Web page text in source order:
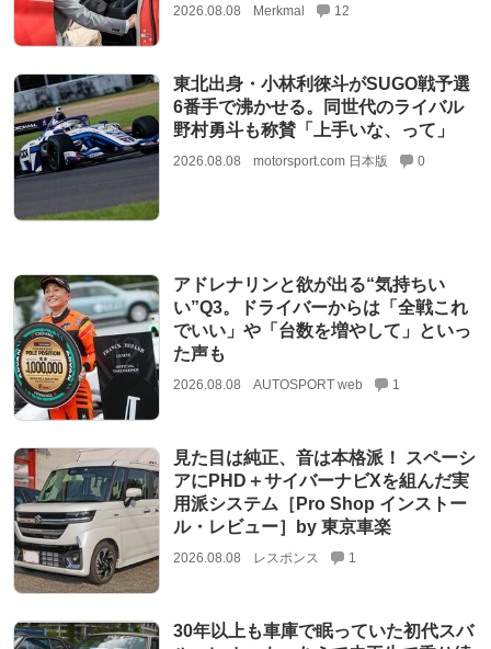
2026.08.08 Merkmal 12
東北出身・小林利徠斗がSUGO戦予選
6番手で沸かせる。同世代のライバル
野村勇斗も称賛「上手いな、って」
2026.08.08 motorsport.com 日本版 0
アドレナリンと欲が出る“気持ちい
い”Q3。ドライバーからは「全戦これ
でいい」や「台数を増やして」といっ
た声も
2026.08.08 AUTOSPORT web 1
見た目は純正、音は本格派！ スペーシ
アにPHD＋サイバーナビXを組んだ実
用派システム［Pro Shop インストー
ル・レビュー］by 東京車楽
2026.08.08 レスポンス 1
30年以上も車庫で眠っていた初代スバ